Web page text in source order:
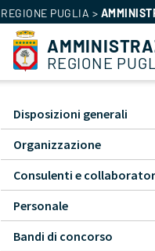
REGIONE PUGLIA >
REGIONE
Amministrazione
Trasparente
-
Disposizioni generali
Organizzazione
Consulenti e
Personale
Bandi di concorso